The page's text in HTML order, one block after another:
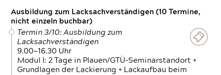
Ausbildung zum Lacksachverständigen (10 Termine,
nicht einzeln buchbar)
Termin 3/10: Ausbildung zum
Lacksachverständigen
9.00—16.30 Uhr
Modul I: 2 Tage in Plauen/GTÜ-Seminarstandort +
Grundlagen der Lackierung + Lackaufbau beim